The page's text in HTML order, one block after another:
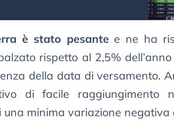
è stato pesantee ne ha
rispetto al 2,5%
della data di versamento.
di facile raggiungimento
minima variazione negativa